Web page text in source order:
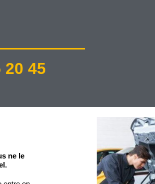
20 45
ne le